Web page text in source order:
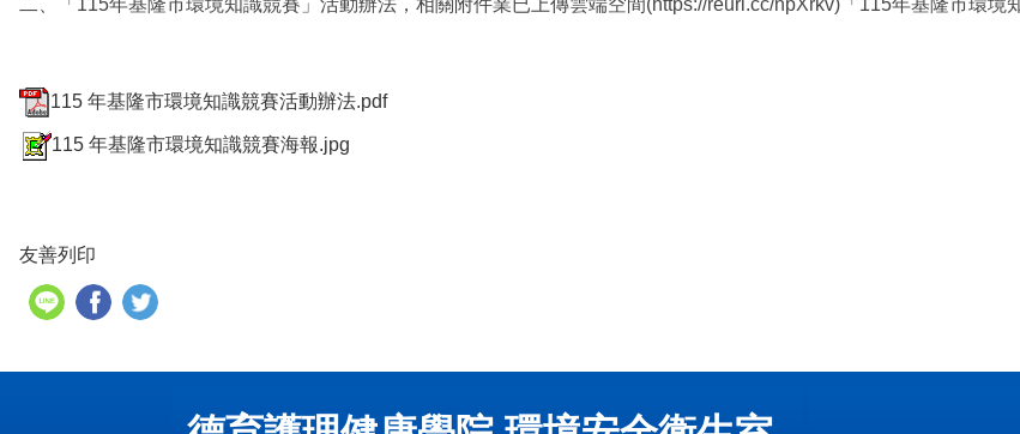
二、「115年基隆市環境知識競賽」活動辦法，相關附件業已上傳雲端空間(https://reurl.cc/npXrkv)「115年基隆市環境
115 年基隆市環境知識競賽活動辦法.pdf
115 年基隆市環境知識競賽海報.jpg
友善列印